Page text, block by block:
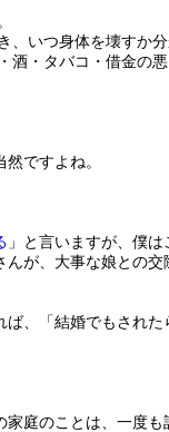
、いつ身体を壊すか
酒・タバコ・借金の
ですよね。
」と言いますが、僕
んが、大事な娘との
ば、「結婚でもされ
家庭のことは、一度